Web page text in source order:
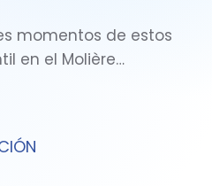
momentos de estos
en el Molière…